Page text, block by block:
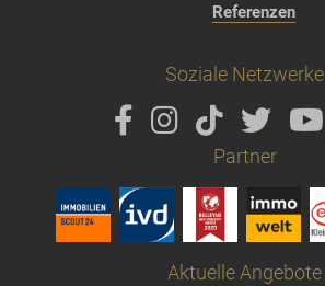
Referenzen
Soziale Netzwerke
Partner
Aktuelle Angebote